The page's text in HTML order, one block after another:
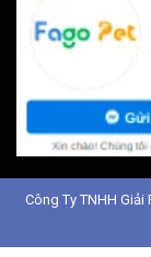
Công Ty TNHH Giải